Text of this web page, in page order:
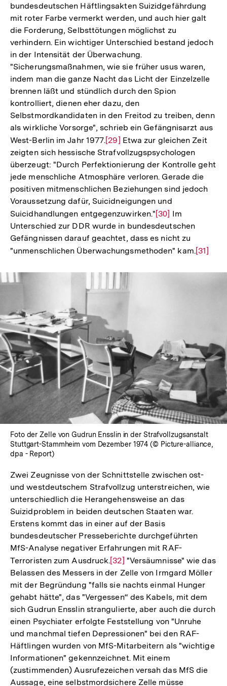
bundesdeutschen Häftlingsakten Suizidgefährdung
mit roter Farbe vermerkt werden, und auch hier galt
die Forderung, Selbsttötungen möglichst zu
verhindern. Ein wichtiger Unterschied bestand jedoch
in der Intensität der Überwachung.
"Sicherungsmaßnahmen, wie sie früher usus waren,
indem man die ganze Nacht das Licht der Einzelzelle
brennen läßt und stündlich durch den Spion
kontrolliert, dienen eher dazu, den
Selbstmordkandidaten in den Freitod zu treiben, denn
als wirkliche Vorsorge", schrieb ein Gefängnisarzt aus
West-Berlin im Jahr 1977.Zur
Auflösung
der
Fußnote
[29] Etwa zur gleichen Zeit
zeigten sich hessische Strafvollzugspsychologen
überzeugt: "Durch Perfektionierung der Kontrolle geht
jede menschliche Atmosphäre verloren. Gerade die
positiven mitmenschlichen Beziehungen sind jedoch
Voraussetzung dafür, Suicidneigungen und
Suicidhandlungen entgegenzuwirken."Zur
Auflösung
der
Fußnote
[30] Im
Unterschied zur DDR wurde in bundesdeutschen
Gefängnissen darauf geachtet, dass es nicht zu
"unmenschlichen Überwachungsmethoden" kam.Zur
[31]
In
Lightbox
öffnen
Foto der Zelle von Gudrun Ensslin in der Strafvollzugsanstalt
Stuttgart-Stammheim vom Dezember 1974 (© Picture-alliance,
dpa - Report)
Zwei Zeugnisse von der Schnittstelle zwischen ost-
und westdeutschem Strafvollzug unterstreichen, wie
unterschiedlich die Herangehensweise an das
Suizidproblem in beiden deutschen Staaten war.
Erstens kommt das in einer auf der Basis
bundesdeutscher Presseberichte durchgeführten
MfS-Analyse negativer Erfahrungen mit RAF-
Terroristen zum Ausdruck.Zur
Auflösung
der
Fußnote
[32] "Versäumnisse" wie das
Belassen des Messers in der Zelle von Irmgard Möller
mit der Begründung "falls sie nachts einmal Hunger
gehabt hätte", das "Vergessen“ des Kabels, mit dem
sich Gudrun Ensslin strangulierte, aber auch die durch
einen Psychiater erfolgte Feststellung von "Unruhe
und manchmal tiefen Depressionen" bei den RAF-
Häftlingen wurden von MfS-Mitarbeitern als "wichtige
Informationen" gekennzeichnet. Mit einem
(zustimmenden) Ausrufezeichen versah das MfS die
Aussage, eine selbstmordsichere Zelle müsse